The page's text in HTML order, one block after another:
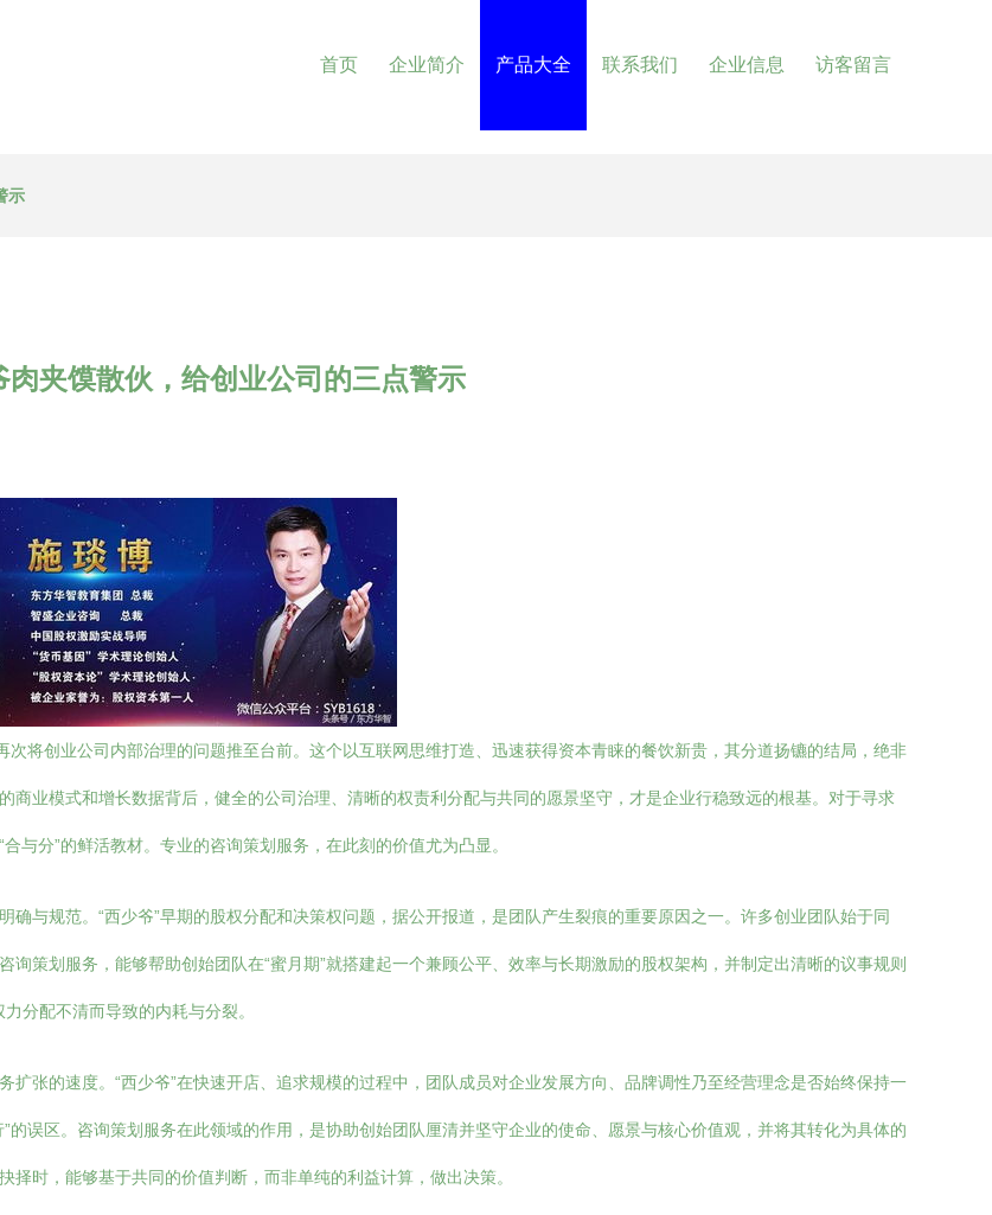
首页 企业简介 产品大全 联系我们 企业信息 访客留言
示
肉夹馍散伙，给创业公司的三点警示
次将创业公司内部治理的问题推至台前。这个以互联网思维打造、迅速获得资本青睐的餐饮新贵，其分道扬镳的结局，绝非
业模式和增长数据背后，健全的公司治理、清晰的权责利分配与共同的愿景坚守，才是企业行稳致远的根基。对于寻求
与分”的鲜活教材。专业的咨询策划服务，在此刻的价值尤为凸显。
与规范。“西少爷”早期的股权分配和决策权问题，据公开报道，是团队产生裂痕的重要原因之一。许多创业团队始于同
策划服务，能够帮助创始团队在“蜜月期”就搭建起一个兼顾公平、效率与长期激励的股权架构，并制定出清晰的议事规则
分配不清而导致的内耗与分裂。
张的速度。“西少爷”在快速开店、追求规模的过程中，团队成员对企业发展方向、品牌调性乃至经营理念是否始终保持一
误区。咨询策划服务在此领域的作用，是协助创始团队厘清并坚守企业的使命、愿景与核心价值观，并将其转化为具体的
时，能够基于共同的价值判断，而非单纯的利益计算，做出决策。